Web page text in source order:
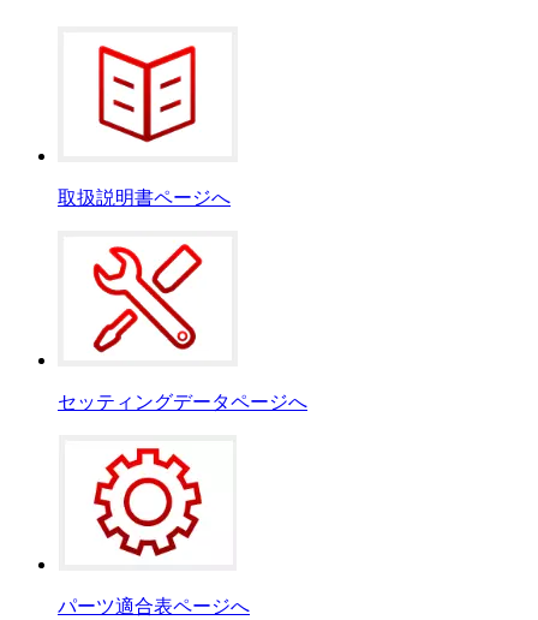
取扱説明書ページへ
セッティングデータページへ
パーツ適合表ページへ